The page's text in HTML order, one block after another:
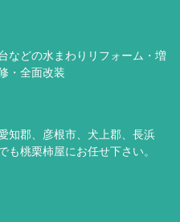
などの水まわりリフォーム・増
・全面改装
知郡、彦根市、犬上郡、長浜
も桃栗柿屋にお任せ下さい。